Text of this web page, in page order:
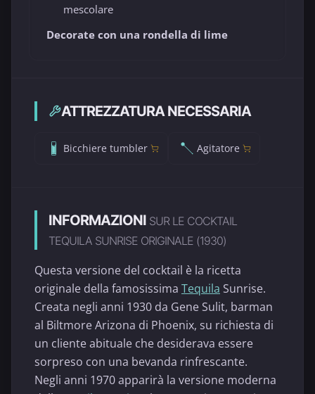
mescolare
Decorate con una rondella di lime
ATTREZZATURA NECESSARIA
Bicchiere tumbler Agitatore
INFORMAZIONI SUR LE COCKTAIL
TEQUILA SUNRISE ORIGINALE (1930)
Questa versione del cocktail è la ricetta
originale della famosissima Tequila Sunrise.
Creata negli anni 1930 da Gene Sulit, barman
al Biltmore Arizona di Phoenix, su richiesta di
un cliente abituale che desiderava essere
sorpreso con una bevanda rinfrescante.
Negli anni 1970 apparirà la versione moderna